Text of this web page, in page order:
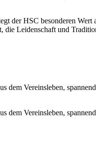
der HSC besonderen
die Leidenschaft und
Vereinsleben,
Vereinsleben,